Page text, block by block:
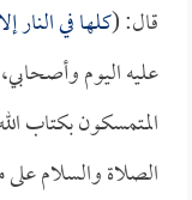
قال: (كلها في النار
عليه اليوم وأصحابي،
المتمسكون بكتاب
الصلاة والسلام